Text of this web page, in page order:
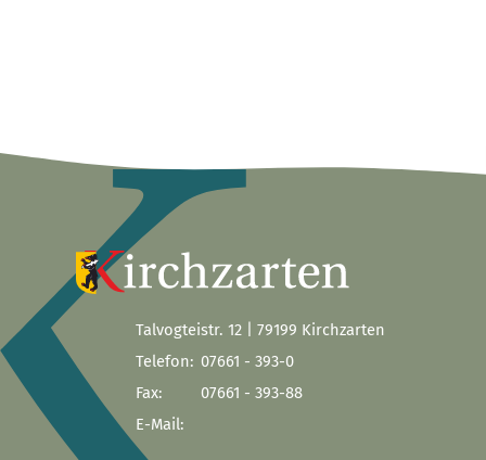
Talvogteistr. 12 | 79199 Kirchzarten
Telefon: 07661 - 393-0
Fax:
07661 - 393-88
E-Mail: